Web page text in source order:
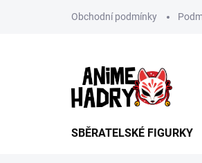
Obchodní podmínky
SBĚRATELSKÉ FIGURKY